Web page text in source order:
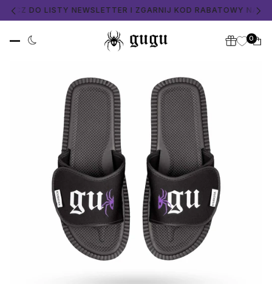
DO LISTY NEWSLETTER I ZGARNIJ KOD RABATOWY NA
0